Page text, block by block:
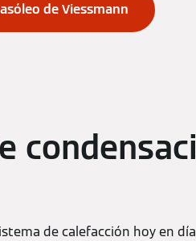
de Viessmann
de calefacción hoy en